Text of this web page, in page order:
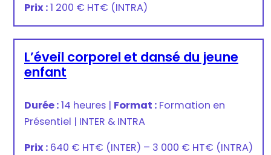
Prix :1 200 € HT€ (INTRA)
L’éveil corporel et dansé du jeune
enfant
Durée :14 heures | Format : Formation en
Présentiel | INTER & INTRA
Prix : 640 € HT€ (INTER) – 3 000 € HT€ (INTRA)